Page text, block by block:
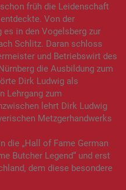
früh die Leidenschaft
Von der
in den Vogelsberg zur
Schlitz. Daran schloss
und Betriebswirt des
die Ausbildung zum
Dirk Ludwig als
Lehrgang zum
lehrt Dirk Ludwig
Metzgerhandwerks
die „Hall of Fame German
Butcher Legend“ und erst
dem diese besondere